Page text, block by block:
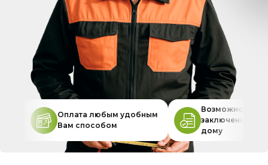
Оплата любым удобным
Вам способом
Возможность
заключения
дому